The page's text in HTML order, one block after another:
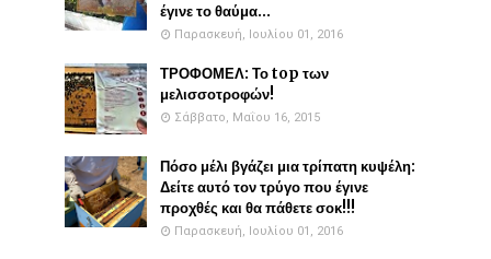
έγινε το θαύμα...
Παρασκευή, Ιουλίου 01, 2016
ΤΡΟΦΟΜΕΛ: Το top των
μελισσοτροφών!
Σάββατο, Μαΐου 16, 2015
Πόσο μέλι βγάζει μια τρίπατη κυψέλη:
Δείτε αυτό τον τρύγο που έγινε
προχθές και θα πάθετε σοκ!!!
Παρασκευή, Ιουλίου 01, 2016